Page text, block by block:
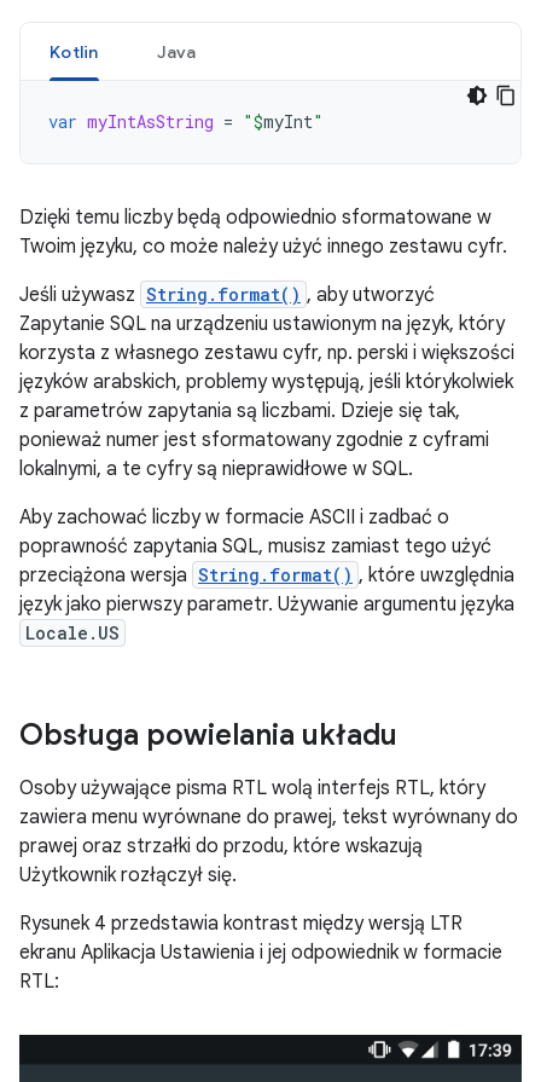
Kotlin Java
var myIntAsString = "$myInt"
Dzięki temu liczby będą odpowiednio sformatowane w
Twoim języku, co może należy użyć innego zestawu cyfr.
Jeśli używasz String.format() , aby utworzyć
Zapytanie SQL na urządzeniu ustawionym na język, który
korzysta z własnego zestawu cyfr, np. perski i większości
języków arabskich, problemy występują, jeśli którykolwiek
z parametrów zapytania są liczbami. Dzieje się tak,
ponieważ numer jest sformatowany zgodnie z cyframi
lokalnymi, a te cyfry są nieprawidłowe w SQL.
Aby zachować liczby w formacie ASCII i zadbać o
poprawność zapytania SQL, musisz zamiast tego użyć
przeciążona wersja String.format() , które uwzględnia
język jako pierwszy parametr. Używanie argumentu języka
Locale.US
Obsługa powielania układu
Osoby używające pisma RTL wolą interfejs RTL, który
zawiera menu wyrównane do prawej, tekst wyrównany do
prawej oraz strzałki do przodu, które wskazują
Użytkownik rozłączył się.
Rysunek 4 przedstawia kontrast między wersją LTR
ekranu Aplikacja Ustawienia i jej odpowiednik w formacie
RTL: